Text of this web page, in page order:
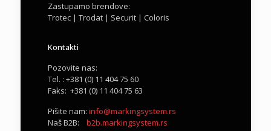
Zastupamo brendove:
Trotec | Trodat | Securit | Coloris
Kontakti
Pozovite nas:
Tel. : +381 (0) 11 404 75 60
Faks: +381 (0) 11 404 75 63
Pišite nam: info@markingsystem.rs
Naš B2B: b2b.markingsystem.rs